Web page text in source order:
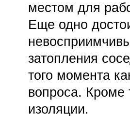
местом для
Еще одно
затопления
того момента
вопроса. Кроме
изоляции.